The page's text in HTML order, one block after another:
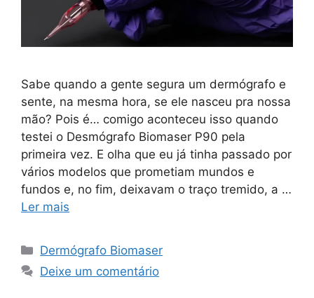
Sabe quando a gente segura um dermógrafo e
sente, na mesma hora, se ele nasceu pra nossa
mão? Pois é… comigo aconteceu isso quando
testei o Desmógrafo Biomaser P90 pela
primeira vez. E olha que eu já tinha passado por
vários modelos que prometiam mundos e
fundos e, no fim, deixavam o traço tremido, a …
Ler mais
Categorias
Dermógrafo Biomaser
Deixe um comentário